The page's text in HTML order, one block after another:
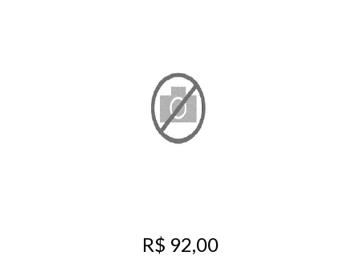
R$ 92,00